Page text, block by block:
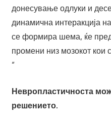
донесување одлуки и
динамична интеракција
се формира шема, ќе
промени низ мозокот кои
”
Невропластичноста
решението.